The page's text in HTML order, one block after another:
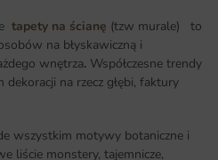
tapety na ścianę (tzw murale) to
na błyskawiczną i
wnętrza. Współczesne trendy
dekoracji na rzecz głębi, faktury
wszystkim motywy botaniczne i
liście monstery, tajemnicze,